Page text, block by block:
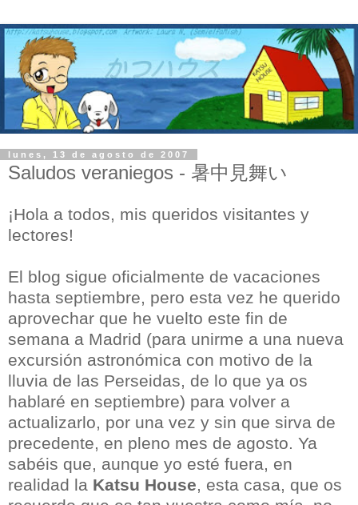
lunes, 13 de agosto de 2007
Saludos veraniegos - 暑中見舞い
¡Hola a todos, mis queridos visitantes y
lectores!
El blog sigue oficialmente de vacaciones
hasta septiembre, pero esta vez he querido
aprovechar que he vuelto este fin de
semana a Madrid (para unirme a una nueva
excursión astronómica con motivo de la
lluvia de las Perseidas, de lo que ya os
hablaré en septiembre) para volver a
actualizarlo, por una vez y sin que sirva de
precedente, en pleno mes de agosto. Ya
sabéis que, aunque yo esté fuera, en
realidad la Katsu House, esta casa, que os